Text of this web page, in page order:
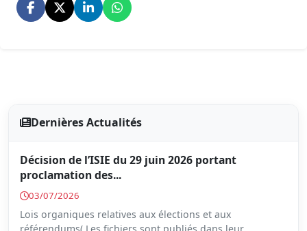
Dernières Actualités
Décision de l’ISIE du 29 juin 2026 portant
proclamation des...
03/07/2026
Lois organiques relatives aux élections et aux